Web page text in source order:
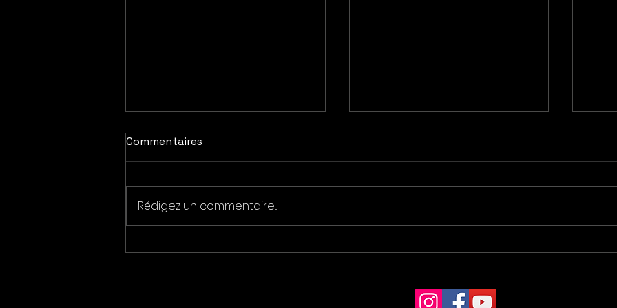
Commentaires
Rédigez un commentaire...